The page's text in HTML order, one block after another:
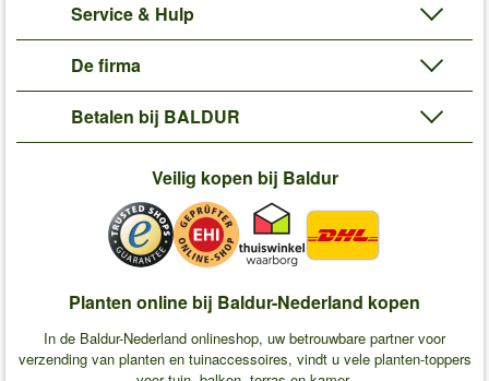
Service & Hulp
De firma
Betalen bij BALDUR
Veilig kopen bij Baldur
Planten online bij Baldur-Nederland kopen
In de Baldur-Nederland onlineshop, uw betrouwbare partner voor
verzending van planten en tuinaccessoires, vindt u vele planten-toppers